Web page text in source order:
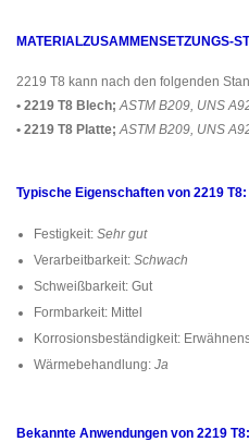
MATERIALZUSAMMENSETZUNGS-
2219 T8 kann nach den folgenden
• 2219 T8 Blech; ASTM B209, UNS
• 2219 T8 Platte; ASTM B209, UNS
Typische Eigenschaften von 2219 T8:
Festigkeit: Sehr gut
Verarbeitbarkeit: Schwach
Schweißbarkeit: Gut
Formbarkeit: Mittel
Korrosionsbeständigkeit:
Wärmebehandlung: Ja
Bekannte Anwendungen von 2219 T8: